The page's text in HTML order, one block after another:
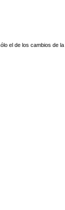
el de los cambios de